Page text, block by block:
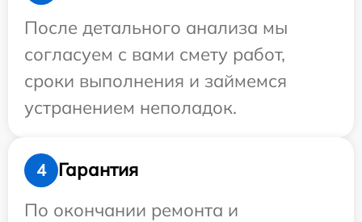
После детального анализа мы
согласуем с вами смету работ,
сроки выполнения и займемся
устранением неполадок.
4
Гарантия
По окончании ремонта и